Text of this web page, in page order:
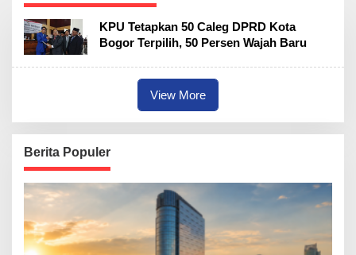
KPU Tetapkan 50 Caleg DPRD Kota
Bogor Terpilih, 50 Persen Wajah Baru
View More
Berita Populer